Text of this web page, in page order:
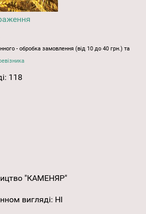
- обробка замовлення (від 10 до 40 грн.) та
118
"КАМЕНЯР"
вигляді: НІ